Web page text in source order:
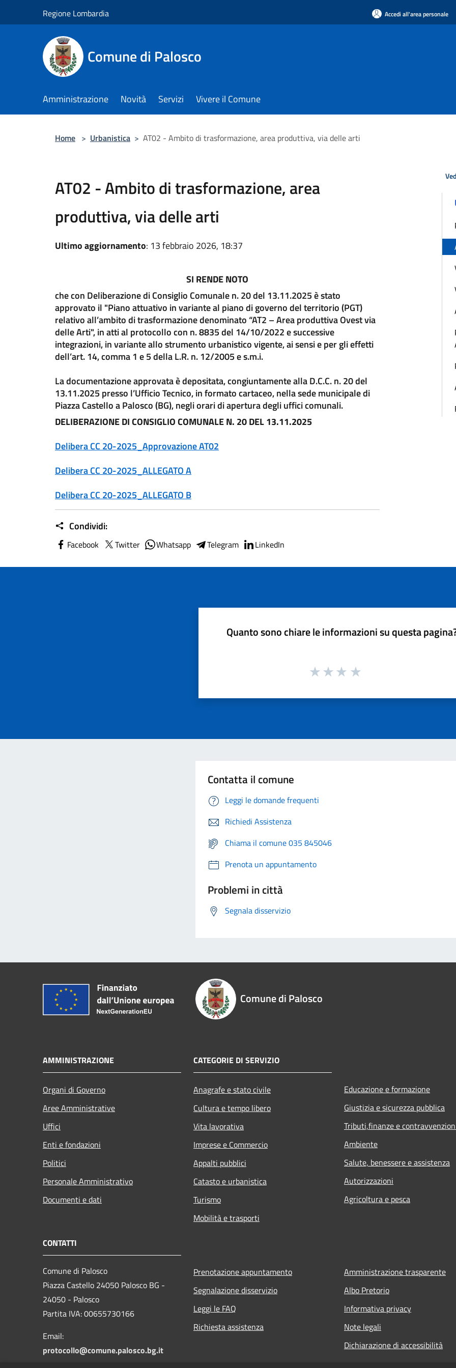
Regione Lombardia Accedi all'area personale
Comune di Palosco
Amministrazione Novità Servizi Vivere il Comune
Home > Urbanistica > AT02 - Ambito di trasformazione, area produttiva, via delle arti
AT02 - Ambito di trasformazione, area
produttiva, via delle arti
Ultimo aggiornamento: 13 febbraio 2026, 18:37
SI RENDE NOTO
che con Deliberazione di Consiglio Comunale n. 20 del 13.11.2025 è stato
approvato il "Piano attuativo in variante al piano di governo del territorio (PGT)
relativo all’ambito di trasformazione denominato “AT2 – Area produttiva Ovest via
delle Arti", in atti al protocollo con n. 8835 del 14/10/2022 e successive
integrazioni, in variante allo strumento urbanistico vigente, ai sensi e per gli effetti
dell’art. 14, comma 1 e 5 della L.R. n. 12/2005 e s.m.i.
La documentazione approvata è depositata, congiuntamente alla D.C.C. n. 20 del
13.11.2025 presso l’Ufficio Tecnico, in formato cartaceo, nella sede municipale di
Piazza Castello a Palosco (BG), negli orari di apertura degli uffici comunali.
DELIBERAZIONE DI CONSIGLIO COMUNALE N. 20 DEL 13.11.2025
Delibera CC 20-2025_Approvazione AT02
Delibera CC 20-2025_ALLEGATO A
Delibera CC 20-2025_ALLEGATO B
Condividi:
Facebook Twitter Whatsapp Telegram LinkedIn
Quanto sono chiare le informazioni su questa
Contatta il comune
Leggi le domande frequenti
Richiedi Assistenza
Chiama il comune 035 845046
Prenota un appuntamento
Problemi in città
Segnala disservizio
Comune di Palosco
AMMINISTRAZIONE
Organi di Governo
Aree Amministrative
Uffici
Enti e fondazioni
Politici
Personale Amministrativo
Documenti e dati
CATEGORIE DI SERVIZIO
Anagrafe e stato civile
Cultura e tempo libero
Vita lavorativa
Imprese e Commercio
Appalti pubblici
Catasto e urbanistica
Turismo
Mobilità e trasporti
Educazione e formazione
Giustizia e sicurezza pubblica
Tributi,finanze e
Ambiente
Salute, benessere e assistenza
Autorizzazioni
Agricoltura e pesca
CONTATTI
Comune di Palosco
Piazza Castello 24050 Palosco BG -
24050 - Palosco
Partita IVA: 00655730166
Email:
protocollo@comune.palosco.bg.it
Prenotazione appuntamento
Segnalazione disservizio
Leggi le FAQ
Richiesta assistenza
Amministrazione trasparente
Albo Pretorio
Informativa privacy
Note legali
Dichiarazione di accessibilità